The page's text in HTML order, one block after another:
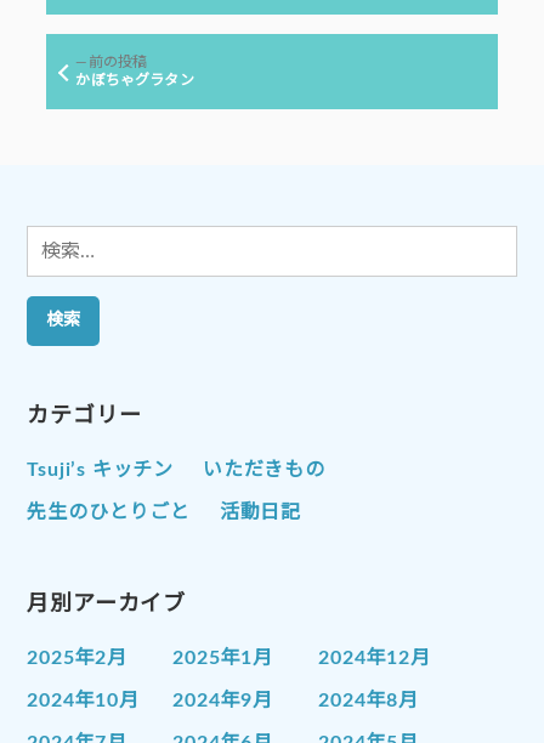
ナ
ー
前の投稿前
の
かぼちゃグラタン
検
索:
カテゴリー
Tsuji’s キッチン いただきもの
先生のひとりごと 活動日記
月別アーカイブ
2025年2月 2025年1月 2024年12月
2024年10月 2024年9月 2024年8月